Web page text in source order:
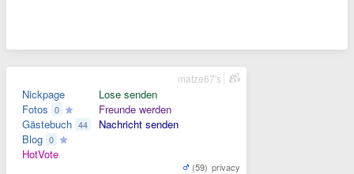
Nickpage
Fotos 0
Gästebuch 44
Blog 0
HotVote
Lose senden
Freunde werden
Nachricht senden
(59) privacy
matze67's